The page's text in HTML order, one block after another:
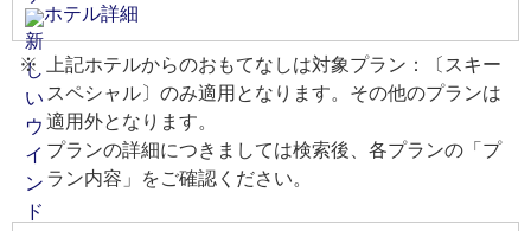
ホテル詳細
上記ホテルからのおもてなしは対象プラン：〔スキー
スペシャル〕のみ適用となります。その他のプランは
適用外となります。
プランの詳細につきましては検索後、各プランの「プ
ラン内容」をご確認ください。